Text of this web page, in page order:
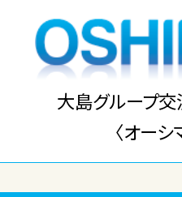
大島グループ交
〈オーシ